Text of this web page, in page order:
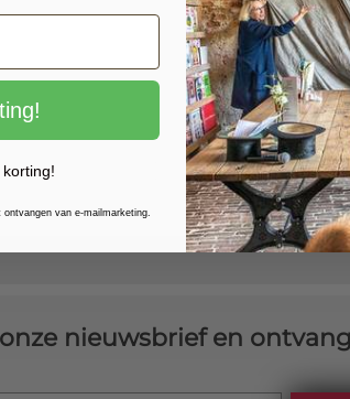
Toch grootformaat
Kies je bewust
onze eigen
Randstad,
Nederland en 2-
Gallery One) is
bestellen.
Meer weten over
canvas.
nieuwsbrief en ontvang
van e-mailmarketing.